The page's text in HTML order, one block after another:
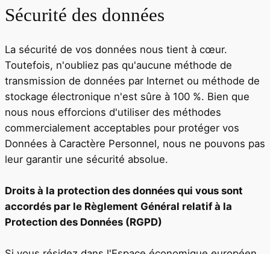
Sécurité des données
La sécurité de vos données nous tient à cœur.
Toutefois, n'oubliez pas qu'aucune méthode de
transmission de données par Internet ou méthode de
stockage électronique n'est sûre à 100 %. Bien que
nous nous efforcions d'utiliser des méthodes
commercialement acceptables pour protéger vos
Données à Caractère Personnel, nous ne pouvons pas
leur garantir une sécurité absolue.
Droits à la protection des données qui vous sont
accordés par le Règlement Général relatif à la
Protection des Données (RGPD)